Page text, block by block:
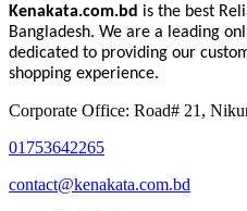
Kenakata.com.bd is the best
Bangladesh. We are a leading
dedicated to providing our
shopping experience.
Corporate Office: Road# 21,
01753642265
contact@kenakata.com.bd